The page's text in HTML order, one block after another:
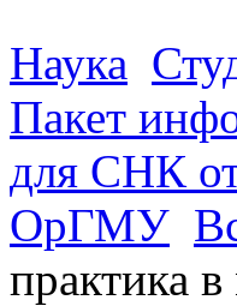
Наука
Пакет
для СНК
ОрГМУ
практика